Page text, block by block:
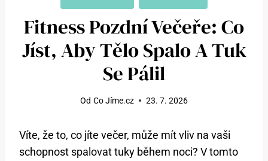
Fitness Pozdní Večeře: Co
Jíst, Aby Tělo Spalo A Tuk
Se Pálil
Od Co Jíme.cz 23. 7. 2026
Víte, že to, co jíte večer, může mít vliv na vaši
schopnost spalovat tuky během noci? V tomto